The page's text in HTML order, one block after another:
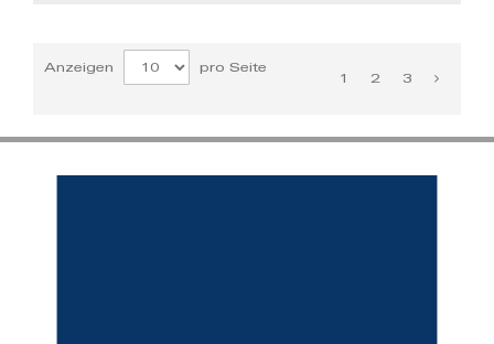
Anzeigen
pro Seite
1
2 3